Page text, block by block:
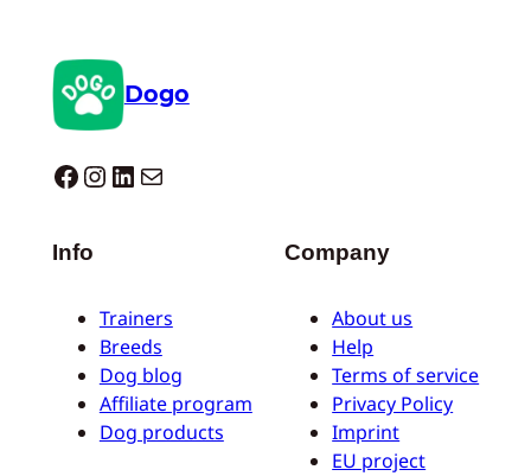
Dogo
Dogo facebook InstagramLinkedIn Mail
Info
Trainers
Breeds
Dog blog
Affiliate program
Dog products
Company
About us
Help
Terms of service
Privacy Policy
Imprint
EU project